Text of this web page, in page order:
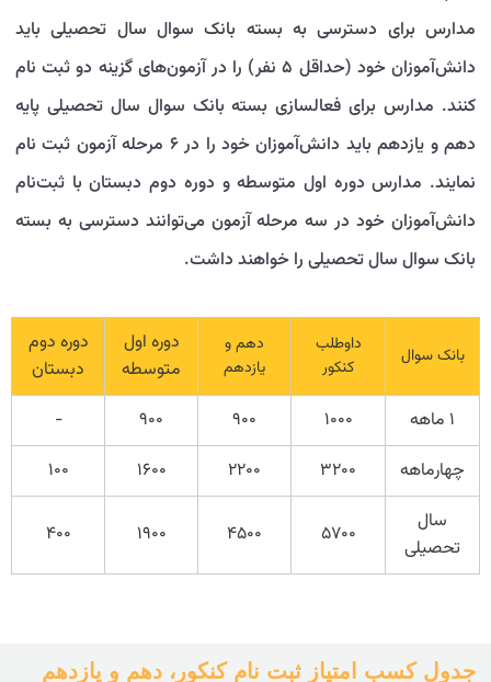
مدارس برای دسترسی به بسته بانک سوال سال تحصیلی باید
دانش‌آموزان خود (حداقل ۵ نفر) را در آزمون‌های گزینه دو ثبت نام
کنند. مدارس برای فعالسازی بسته بانک سوال سال تحصیلی پایه
دهم و یازدهم باید دانش‌آموزان خود را در ۶ مرحله آزمون ثبت نام
نمایند. مدارس دوره اول متوسطه و دوره دوم دبستان با ثبت‌نام
دانش‌آموزان خود در سه مرحله آزمون می‌توانند دسترسی به بسته
بانک سوال سال تحصیلی را خواهند داشت.
بانک سوال
داوطلب
کنکور
دهم و
یازدهم
دوره اول
متوسطه
دوره دوم
دبستان
۱ ماهه
۱۰۰۰ ۹۰۰ ۹۰۰
-
چهارماهه
۳۲۰۰ ۲۲۰۰ ۱۶۰۰
۱۰۰
سال
تحصیلی
۵۷۰۰ ۴۵۰۰ ۱۹۰۰ ۴۰۰
جدول کسب امتیاز ثبت نام کنکور، دهم و یازدهم